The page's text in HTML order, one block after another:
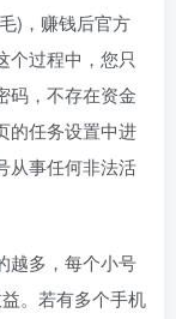
)，赚钱后官方
个过程中，您只
码，不存在资金
的任务设置中进
从事任何非法活
越多，每个小号
。若有多个手机